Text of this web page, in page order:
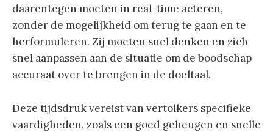
daarentegen moeten in real-time acteren,
zonder de mogelijkheid om terug te gaan en te
herformuleren. Zij moeten snel denken en zich
snel aanpassen aan de situatie om de boodschap
accuraat over te brengen in de doeltaal.
Deze tijdsdruk vereist van vertolkers specifieke
vaardigheden, zoals een goed geheugen en snelle